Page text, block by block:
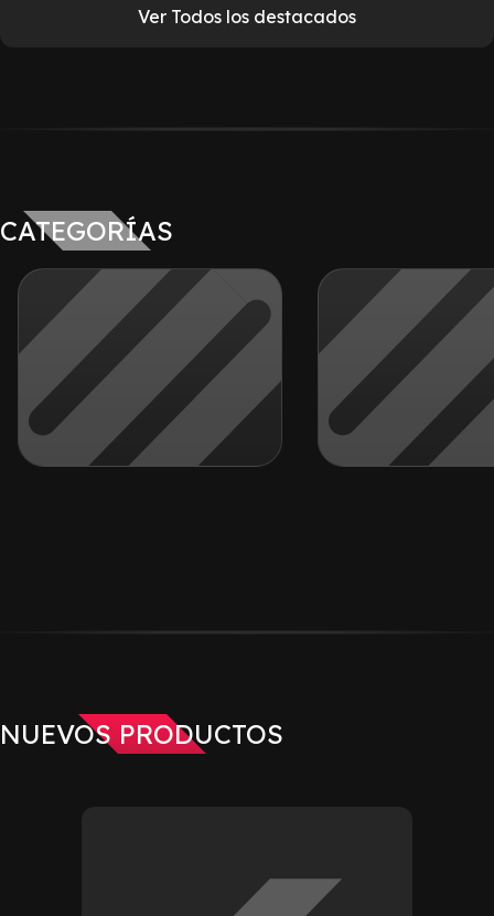
Ver Todos los destacados
CATEGORÍAS
NUEVOS PRODUCTOS